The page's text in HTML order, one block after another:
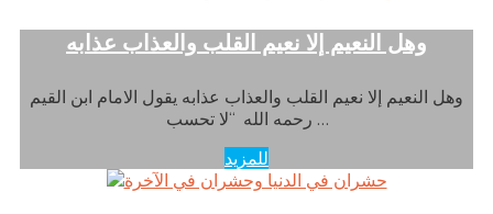
وهل النعيم إلا نعيم القلب والعذاب عذابه
وهل النعيم إلا نعيم القلب والعذاب عذابه يقول الامام ابن القيم
رحمه الله “لا تحسب …
للمزيد